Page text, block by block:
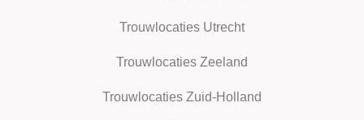
Trouwlocaties Utrecht
Trouwlocaties Zeeland
Trouwlocaties Zuid-Holland